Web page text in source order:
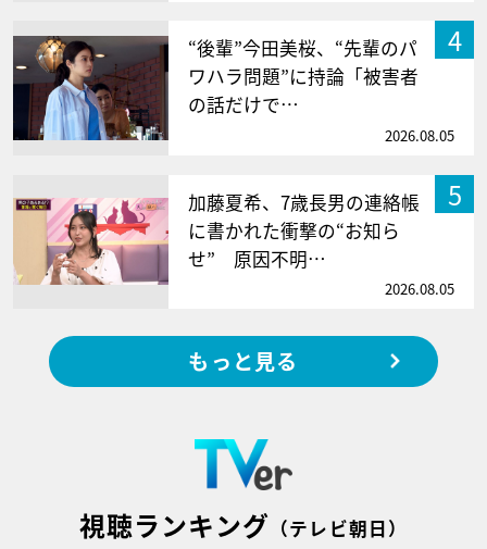
4
“後輩”今田美桜、“先輩のパ
ワハラ問題”に持論「被害者
の話だけで…
2026.08.05
5
加藤夏希、7歳長男の連絡帳
に書かれた衝撃の“お知ら
せ” 原因不明…
2026.08.05
もっと見る
視聴ランキング （テレビ朝日）